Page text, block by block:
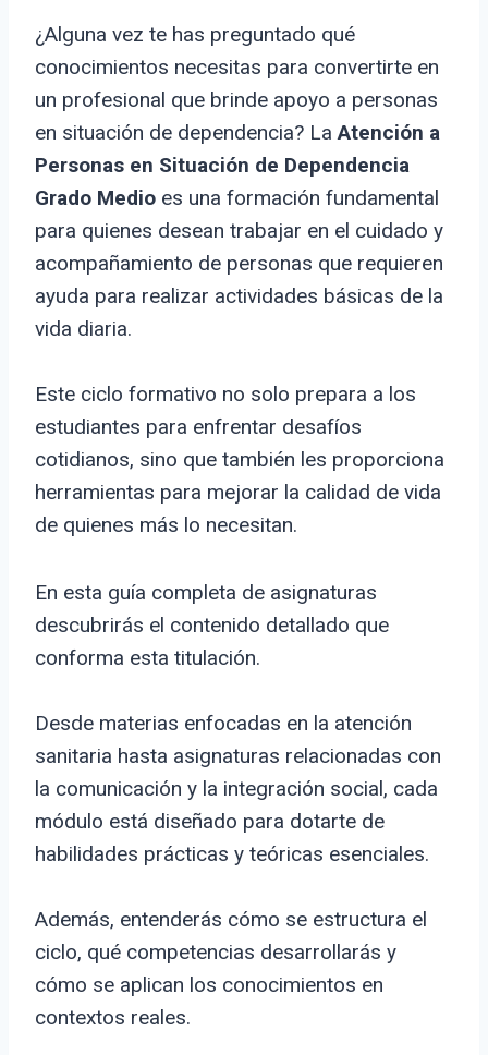
¿Alguna vez te has preguntado qué
conocimientos necesitas para convertirte en
un profesional que brinde apoyo a personas
en situación de dependencia? LaAtención a
Personas en Situación de Dependencia
Grado Medio es una formación fundamental
para quienes desean trabajar en el cuidado y
acompañamiento de personas que requieren
ayuda para realizar actividades básicas de la
vida diaria.
Este ciclo formativo no solo prepara a los
estudiantes para enfrentar desafíos
cotidianos, sino que también les proporciona
herramientas para mejorar la calidad de vida
de quienes más lo necesitan.
En esta guía completa de asignaturas
descubrirás el contenido detallado que
conforma esta titulación.
Desde materias enfocadas en la atención
sanitaria hasta asignaturas relacionadas con
la comunicación y la integración social, cada
módulo está diseñado para dotarte de
habilidades prácticas y teóricas esenciales.
Además, entenderás cómo se estructura el
ciclo, qué competencias desarrollarás y
cómo se aplican los conocimientos en
contextos reales.